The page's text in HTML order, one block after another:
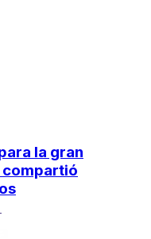
la gran